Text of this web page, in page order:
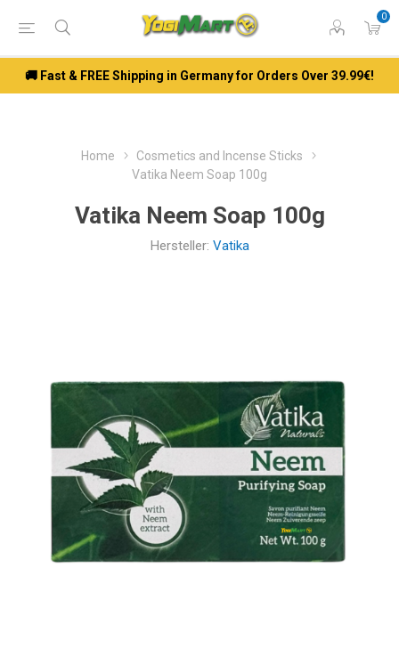
0
🚚 Fast & FREE Shipping in Germany for Orders Over 39.99€!
Home
Cosmetics and Incense Sticks
Vatika Neem Soap 100g
Vatika Neem Soap 100g
Hersteller: Vatika